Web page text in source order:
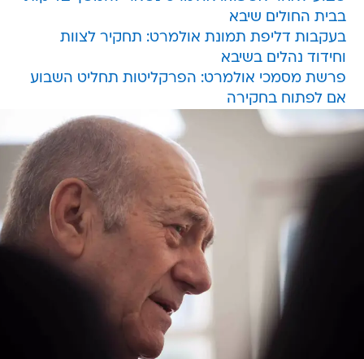
בבית החולים שיבא
בעקבות דליפת תמונת אולמרט: תחקיר לצוות
וחידוד נהלים בשיבא
פרשת מסמכי אולמרט: הפרקליטות תחליט השבוע
אם לפתוח בחקירה